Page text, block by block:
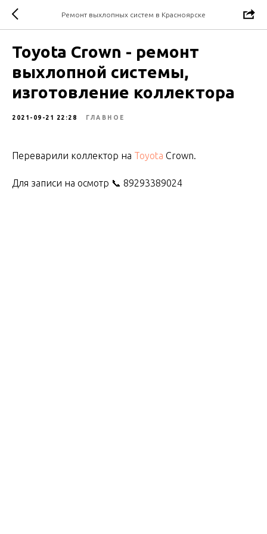
Ремонт выхлопных систем в Красноярске
Toyota Crown - ремонт
выхлопной системы,
изготовление коллектора
2021-09-21 22:28 ГЛАВНОЕ
Переварили коллектор на Toyota Crown.
Для записи на осмотр 📞 89293389024